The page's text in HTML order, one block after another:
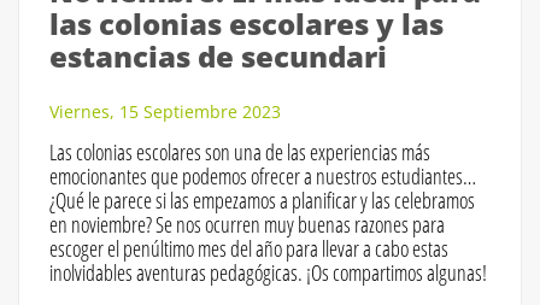
las colonias escolares y las
estancias de secundari
Viernes, 15 Septiembre 2023
Las colonias escolares son una de las experiencias más
emocionantes que podemos ofrecer a nuestros estudiantes…
¿Qué le parece si las empezamos a planificar y las celebramos
en noviembre? Se nos ocurren muy buenas razones para
escoger el penúltimo mes del año para llevar a cabo estas
inolvidables aventuras pedagógicas. ¡Os compartimos algunas!